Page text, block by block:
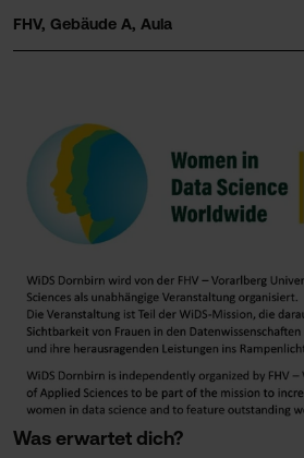
FHV, Gebäude A, Aula
Was erwartet dich?